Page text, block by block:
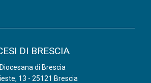
DI BRESCIA
di Brescia
13 - 25121 Brescia